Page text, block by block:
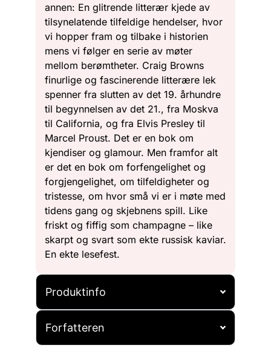
annen: En glitrende litterær kjede av
tilsynelatende tilfeldige hendelser, hvor
vi hopper fram og tilbake i historien
mens vi følger en serie av møter
mellom berømtheter. Craig Browns
finurlige og fascinerende litterære lek
spenner fra slutten av det 19. århundre
til begynnelsen av det 21., fra Moskva
til California, og fra Elvis Presley til
Marcel Proust. Det er en bok om
kjendiser og glamour. Men framfor alt
er det en bok om forfengelighet og
forgjengelighet, om tilfeldigheter og
tristesse, om hvor små vi er i møte med
tidens gang og skjebnens spill. Like
friskt og fiffig som champagne – like
skarpt og svart som ekte russisk kaviar.
En ekte lesefest.
Produktinfo
Forfatteren